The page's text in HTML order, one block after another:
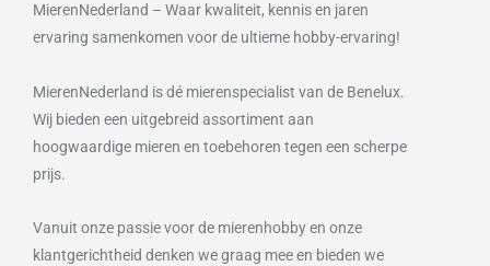
MierenNederland – Waar kwaliteit, kennis en jaren
ervaring samenkomen voor de ultieme hobby-ervaring!
MierenNederland is dé mierenspecialist van de Benelux.
Wij bieden een uitgebreid assortiment aan
hoogwaardige mieren en toebehoren tegen een scherpe
prijs.
Vanuit onze passie voor de mierenhobby en onze
klantgerichtheid denken we graag mee en bieden we